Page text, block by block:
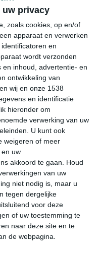
uw privacy
zoals cookies, op en/of
apparaat en verwerken
en
wordt verzonden
inhoud, advertentie- en
ontwikkeling van
wij en onze 1538
en identificatie
hieronder om
verwerking van uw
U kunt ook
weigeren of meer
uw
akkoord te gaan. Houd
van uw
niet nodig is, maar u
tegen dergelijke
voor deze
of uw toestemming te
naar deze site en te
de webpagina.
zo
16°
ma
24° 17° 24°
02:00 05:00
02:00 05:00